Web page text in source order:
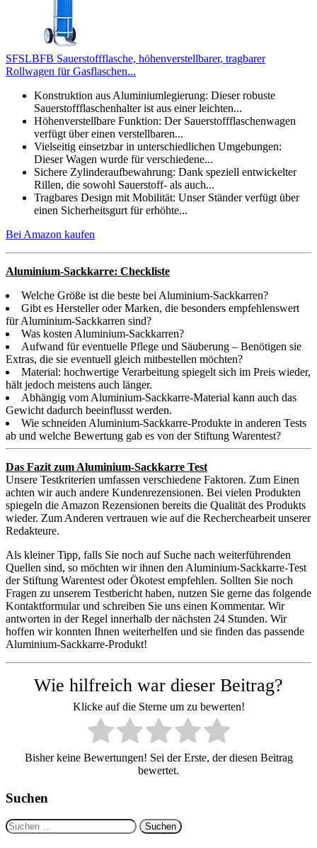
SFSLBFB Sauerstoffflasche, höhenverstellbarer, tragbarer
Rollwagen für Gasflaschen...
Konstruktion aus Aluminiumlegierung: Dieser robuste
Sauerstoffflaschenhalter ist aus einer leichten...
Höhenverstellbare Funktion: Der Sauerstoffflaschenwagen
verfügt über einen verstellbaren...
Vielseitig einsetzbar in unterschiedlichen Umgebungen:
Dieser Wagen wurde für verschiedene...
Sichere Zylinderaufbewahrung: Dank speziell entwickelter
Rillen, die sowohl Sauerstoff- als auch...
Tragbares Design mit Mobilität: Unser Ständer verfügt über
einen Sicherheitsgurt für erhöhte...
Bei Amazon kaufen
Aluminium-Sackkarre: Checkliste
Welche Größe ist die beste bei Aluminium-Sackkarren?
Gibt es Hersteller oder Marken, die besonders empfehlenswert
für Aluminium-Sackkarren sind?
Was kosten Aluminium-Sackkarren?
Aufwand für eventuelle Pflege und Säuberung – Benötigen sie
Extras, die sie eventuell gleich mitbestellen möchten?
Material: hochwertige Verarbeitung spiegelt sich im Preis wieder,
hält jedoch meistens auch länger.
Abhängig vom Aluminium-Sackkarre-Material kann auch das
Gewicht dadurch beeinflusst werden.
Wie schneiden Aluminium-Sackkarre-Produkte in anderen Tests
ab und welche Bewertung gab es von der Stiftung Warentest?
Das Fazit zum Aluminium-Sackkarre Test
Unsere Testkriterien umfassen verschiedene Faktoren. Zum Einen
achten wir auch andere Kundenrezensionen. Bei vielen Produkten
spiegeln die Amazon Rezensionen bereits die Qualität des Produkts
wieder. Zum Anderen vertrauen wie auf die Recherchearbeit unserer
Redakteure.
Als kleiner Tipp, falls Sie noch auf Suche nach weiterführenden
Quellen sind, so möchten wir ihnen den Aluminium-Sackkarre-Test
der Stiftung Warentest oder Ökotest empfehlen. Sollten Sie noch
Fragen zu unserem Testbericht haben, nutzen Sie gerne das folgende
Kontaktformular und schreiben Sie uns einen Kommentar. Wir
antworten in der Regel innerhalb der nächsten 24 Stunden. Wir
hoffen wir konnten Ihnen weiterhelfen und sie finden das passende
Aluminium-Sackkarre-Produkt!
Wie hilfreich war dieser Beitrag?
Klicke auf die Sterne um zu bewerten!
Bisher keine Bewertungen! Sei der Erste, der diesen Beitrag
bewertet.
Suchen
Suchen
nach: